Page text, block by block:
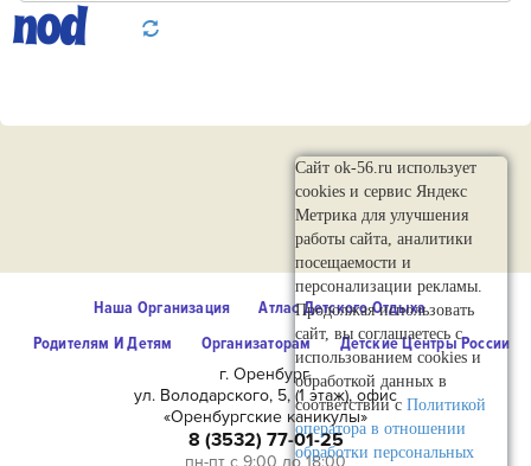
Наша Организация
Атлас Детского Отдыха
Родителям И Детям
Организаторам
Детские Центры России
г. Оренбург,
ул. Володарского, 5, (1 этаж), офис
«Оренбургские каникулы»
8 (3532) 77-01-25
пн-пт с 9:00 до 18:00
Сайт ok-56.ru использует
cookies и сервис Яндекс
Метрика для улучшения
работы сайта, аналитики
посещаемости и
персонализации рекламы.
Продолжая использовать
сайт, вы соглашаетесь с
использованием cookies и
обработкой данных в
соответствии с Политикой
оператора в отношении
обработки персональных